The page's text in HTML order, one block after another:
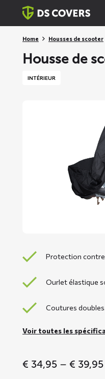
Skiplinks
Home Housses de scooter
Housse de
INTÉRIEUR
Protection
Ourlet élastique
Coutures
Voir toutes les
€ 34,95 – € 39,95